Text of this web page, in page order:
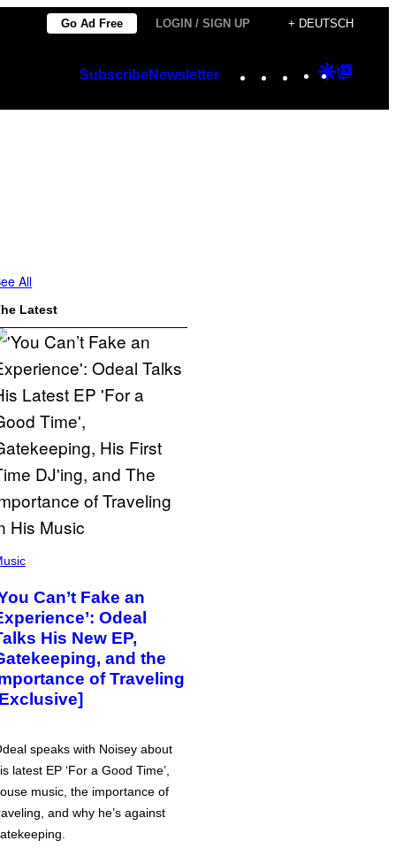
Go Ad Free LOGIN / SIGN UP + DEUTSCH
SubscribeNewsletter Instagram
TikTok
YouTube
Google
All
Latest
Can’t Fake an
Odeal
His New EP,
and the
of Traveling
speaks with Noisey about
latest EP ‘For a Good Time’,
music, the importance of
and why he’s against